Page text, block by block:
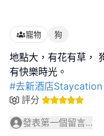
寵物 狗
地點大，有花有草，
#去新酒店Staycation
評分
發表第一個留言...